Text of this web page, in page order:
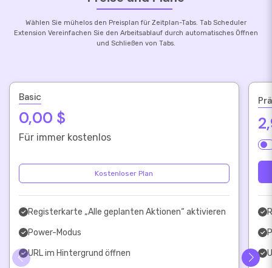
Wählen Sie mühelos den Preisplan für Zeitplan-Tabs. Tab Scheduler
Extension Vereinfachen Sie den Arbeitsablauf durch automatisches Öffnen
und Schließen von Tabs.
Basic
0,00 $
Für immer kostenlos
Kostenloser Plan
Registerkarte „Alle geplanten Aktionen“ aktivieren
Power-Modus
URL im Hintergrund öffnen